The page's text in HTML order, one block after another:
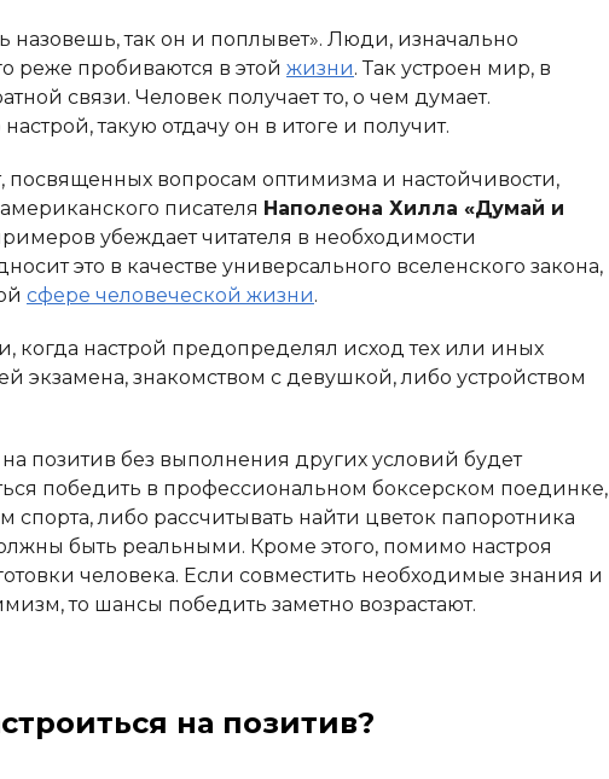
назовешь, так он и поплывет». Люди, изначально
реже пробиваются в этой жизни. Так устроен мир, в
связи. Человек получает то, о чем думает.
такую отдачу он в итоге и получит.
посвященных вопросам оптимизма и настойчивости,
писателя Наполеона Хилла «Думай и
убеждает читателя в необходимости
это в качестве универсального вселенского закона,
сфере человеческой жизни.
когда настрой предопределял исход тех или иных
экзамена, знакомством с девушкой, либо устройством
позитив без выполнения других условий будет
победить в профессиональном боксерском поединке,
спорта, либо рассчитывать найти цветок папоротника
быть реальными. Кроме этого, помимо настроя
человека. Если совместить необходимые знания и
то шансы победить заметно возрастают.
на позитив?